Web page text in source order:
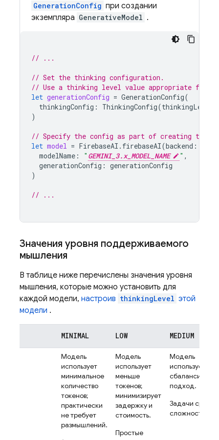
GenerationConfig при создании
экземпляра GenerativeModel .
// ...
// Set the thinking configuration.
// Use a thinking level value appropriate for
let generationConfig = GenerationConfig(
thinkingConfig : ThinkingConfig(thinkingLevel
)
// Specify the config as part of creating the
let model = FirebaseAI . firebaseAI(backend :
modelName : " GEMINI_3.x_MODEL_NAME " ,
generationConfig : generationConfig
)
// ...
Значения уровня поддерживаемого
мышления
В таблице ниже перечислены значения уровня
мышления, которые можно установить для
каждой модели, настроив thinkingLevel этой
модели .
MINIMAL LOW MEDIUM
Модель
использует
минимальное
количество
токенов;
практически
не требует
размышлений.
Модель
использует
меньше
токенов;
минимизирует
задержку и
стоимость.
Простые
Модель
использует
подход.
Задачи
сложности